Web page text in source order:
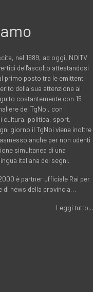
nel 1989, ad oggi, NOITV
dell'ascolto attestandosi
primo posto tra le emittenti
della sua attenzione al
costantemente con 15
del TgNoi, con i
cultura, politica, sport,
giorno il TgNoi viene inoltre
anche per non udenti
simultanea di una
italiana dei segni.
è partner ufficiale Rai per
di news della provincia…
Leggi tutto...